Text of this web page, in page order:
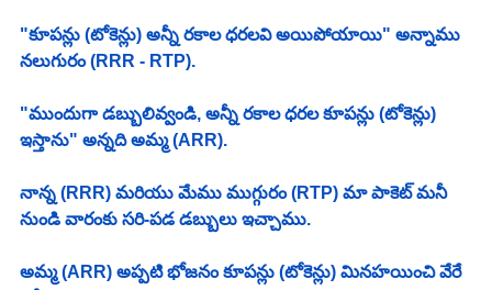
"కూపన్లు (టోకెన్లు) అన్నీ రకాల ధరలవి అయిపోయాయి" అన్నాము
నలుగురం (RRR - RTP).
"ముందుగా డబ్బులివ్వండి, అన్నీ రకాల ధరల కూపన్లు (టోకెన్లు)
ఇస్తాను" అన్నది అమ్మ (ARR).
నాన్న (RRR) మరియు మేము ముగ్గురం (RTP) మా పాకెట్ మనీ
నుండి వారంకు సరి-పడ డబ్బులు ఇచ్చాము.
అమ్మ (ARR) అప్పటి భోజనం కూపన్లు (టోకెన్లు) మినహయించి వేరే